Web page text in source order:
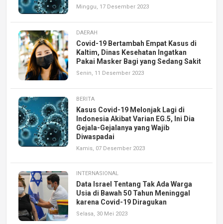
Minggu, 17 Desember 2023
DAERAH
Covid-19 Bertambah Empat Kasus di
Kaltim, Dinas Kesehatan Ingatkan
Pakai Masker Bagi yang Sedang Sakit
Senin, 11 Desember 2023
BERITA
Kasus Covid-19 Melonjak Lagi di
Indonesia Akibat Varian EG.5, Ini Dia
Gejala-Gejalanya yang Wajib
Diwaspadai
Kamis, 07 Desember 2023
INTERNASIONAL
Data Israel Tentang Tak Ada Warga
Usia di Bawah 50 Tahun Meninggal
karena Covid-19 Diragukan
Selasa, 30 Mei 2023